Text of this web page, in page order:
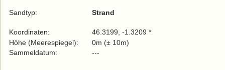
Sandtyp: Strand
Koordinaten:
46.3199, -1.3209 *
Höhe (Meerespiegel):
0m (± 10m)
Sammeldatum:
---